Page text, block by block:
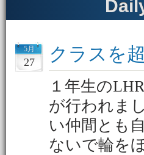
5月
27 クラスを
１年生の
が行われま
い仲間とも
ないで輪を